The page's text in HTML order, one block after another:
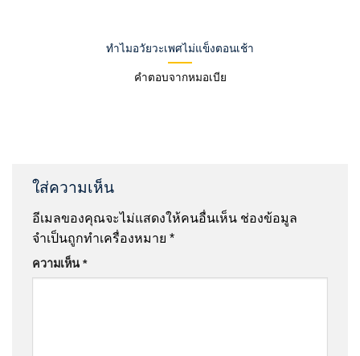
ทำไมอวัยวะเพศไม่แข็งตอนเช้า
คำตอบจากหมอเบีย
ใส่ความเห็น
อีเมลของคุณจะไม่แสดงให้คนอื่นเห็น ช่องข้อมูล
จำเป็นถูกทำเครื่องหมาย *
ความเห็น *